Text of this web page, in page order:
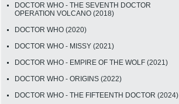
DOCTOR WHO - THE SEVENTH DOCTOR
OPERATION VOLCANO (2018)
DOCTOR WHO (2020)
DOCTOR WHO - MISSY (2021)
DOCTOR WHO - EMPIRE OF THE WOLF (2021)
DOCTOR WHO - ORIGINS (2022)
DOCTOR WHO - THE FIFTEENTH DOCTOR (2024)